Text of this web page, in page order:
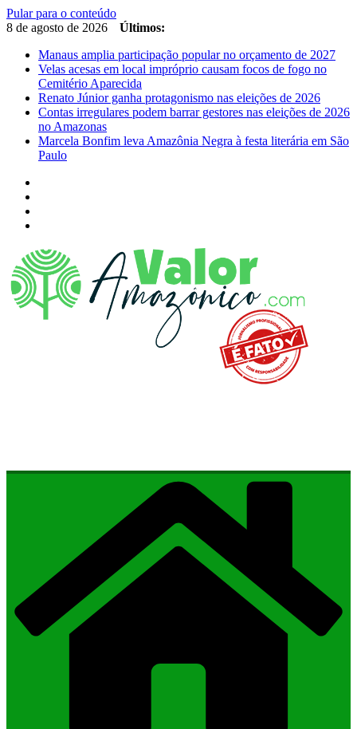
Pular para o conteúdo
8 de agosto de 2026
Últimos:
Manaus amplia participação popular no orçamento de 2027
Velas acesas em local impróprio causam focos de fogo no
Cemitério Aparecida
Renato Júnior ganha protagonismo nas eleições de 2026
Contas irregulares podem barrar gestores nas eleições de 2026
no Amazonas
Marcela Bonfim leva Amazônia Negra à festa literária em São
Paulo